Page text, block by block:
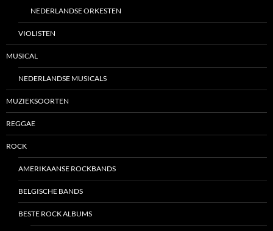
NEDERLANDSE ORKESTEN
VIOLISTEN
MUSICAL
NEDERLANDSE MUSICALS
MUZIEKSOORTEN
REGGAE
ROCK
AMERIKAANSE ROCKBANDS
BELGISCHE BANDS
BESTE ROCK ALBUMS